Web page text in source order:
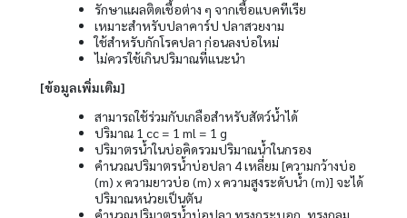
รักษาแผลติดเชื้อต่าง ๆ จากเชื้อแบคทีเรีย
เหมาะสำหรับปลาคาร์ป ปลาสวยงาม
ใช้สำหรับกักโรคปลา ก่อนลงบ่อใหม่
ไม่ควรใช้เกินปริมาณที่แนะนำ
[ข้อมูลเพิ่มเติม]
สามารถใช้ร่วมกับเกลือสำหรับสัตว์น้ำได้
ปริมาณ 1 cc = 1 ml = 1 g
ปริมาตรน้ำในบ่อคิดรวมปริมาณน้ำในกรอง
คำนวณปริมาตรน้ำบ่อปลา 4 เหลี่ยม [ความกว้างบ่อ
(m) x ความยาวบ่อ (m) x ความสูงระดับน้ำ (m)] จะได้
ปริมาณหน่วยเป็นตัน
คำนวณปริมาตรน้ำบ่อปลา ทรงกระบอก, ทรงกลม